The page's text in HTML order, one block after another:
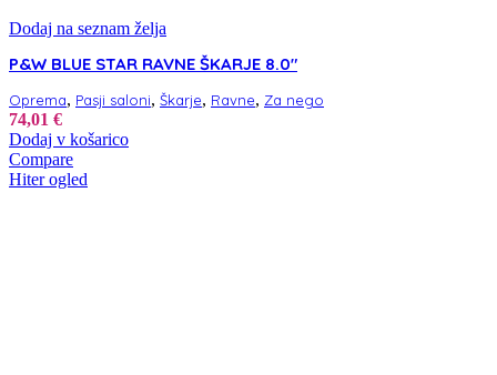
Dodaj na seznam želja
P&W BLUE STAR RAVNE ŠKARJE 8.0″
Oprema, Pasji saloni, Škarje, Ravne, Za nego
74,01 €
Dodaj v košarico
Compare
Hiter ogled